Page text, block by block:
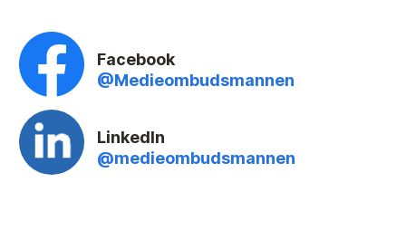
Facebook
@Medieombudsmannen
LinkedIn
@medieombudsmannen